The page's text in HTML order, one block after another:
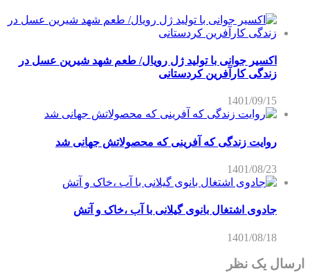
اکسیر جوانی با تولید ژل رویال/ طعم شهد شیرین عسل‌ در
زندگی کارآفرین کردستانی
1401/09/15
روایت زندگی که آفرینی که محصولاتش جهانی شد
1401/08/23
جادوی اشتغال بانوی گیلانی با آب ،خاک و آتش
1401/08/18
ارسال یک نظر